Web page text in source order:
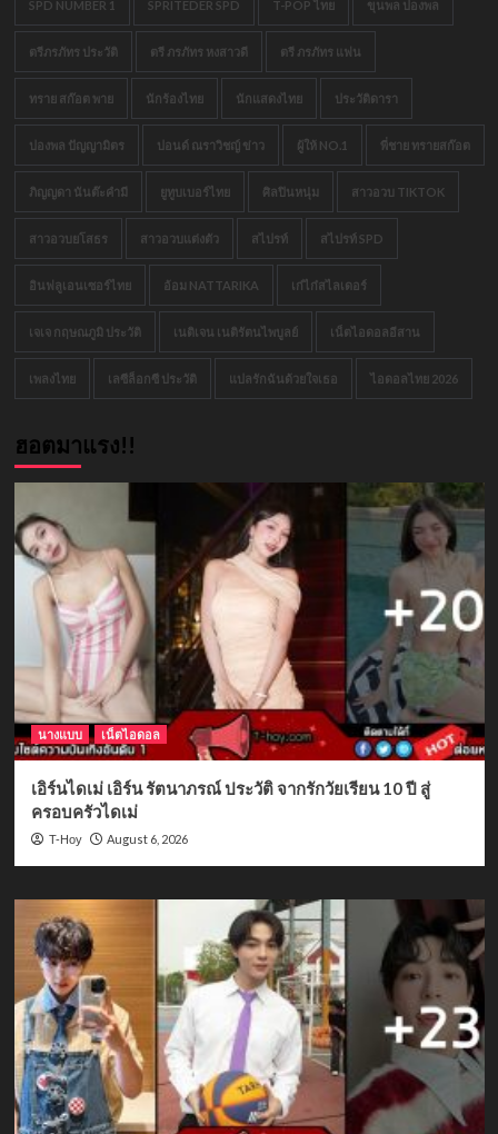
SPD NUMBER 1 SPRITEDER SPD T-POP ไทย ขุนพล ปองพล
ตรีภรภัทร ประวัติ ตรี ภรภัทร หงสาวดี ตรี ภรภัทร แฟน
ทราย สก๊อต พาย นักร้องไทย นักแสดงไทย ประวัติดารา
ปองพล ปัญญามิตร ปอนด์ ณราวิชญ์ ข่าว ผู้ให้ NO.1 พี่ชาย ทรายสก๊อต
ภิญญดา นันต๊ะคำมี ยูทูบเบอร์ไทย ศิลปินหนุ่ม สาวอวบ TIKTOK
สาวอวบยโสธร สาวอวบแต่งตัว สไปรท์ สไปรท์ SPD
อินฟลูเอนเซอร์ไทย อ้อม NATTARIKA เก๋ไก๋สไลเดอร์
เจเจ กฤษณภูมิ ประวัติ เนติเจน เนติรัตนไพบูลย์ เน็ตไอดอลอีสาน
เพลงไทย เลซีล็อกซี ประวัติ แปลรักฉันด้วยใจเธอ ไอดอลไทย 2026
ฮอตมาแรง!!
นางแบบ เน็ตไอดอล
เอิร์นไดเม่ เอิร์น รัตนาภรณ์ ประวัติ จากรักวัยเรียน 10 ปี สู่
ครอบครัวไดเม่
T-Hoy August 6, 2026